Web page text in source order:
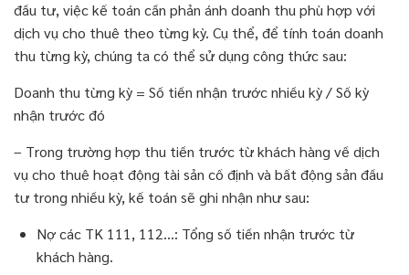
đầu tư, việc kế toán cần phản ánh doanh thu phù hợp với
dịch vụ cho thuê theo từng kỳ. Cụ thể, để tính toán doanh
thu từng kỳ, chúng ta có thể sử dụng công thức sau:
Doanh thu từng kỳ = Số tiền nhận trước nhiều kỳ / Số kỳ
nhận trước đó
– Trong trường hợp thu tiền trước từ khách hàng về dịch
vụ cho thuê hoạt động tài sản cố định và bất động sản đầu
tư trong nhiều kỳ, kế toán sẽ ghi nhận như sau:
Nợ các TK 111, 112…: Tổng số tiền nhận trước từ
khách hàng.